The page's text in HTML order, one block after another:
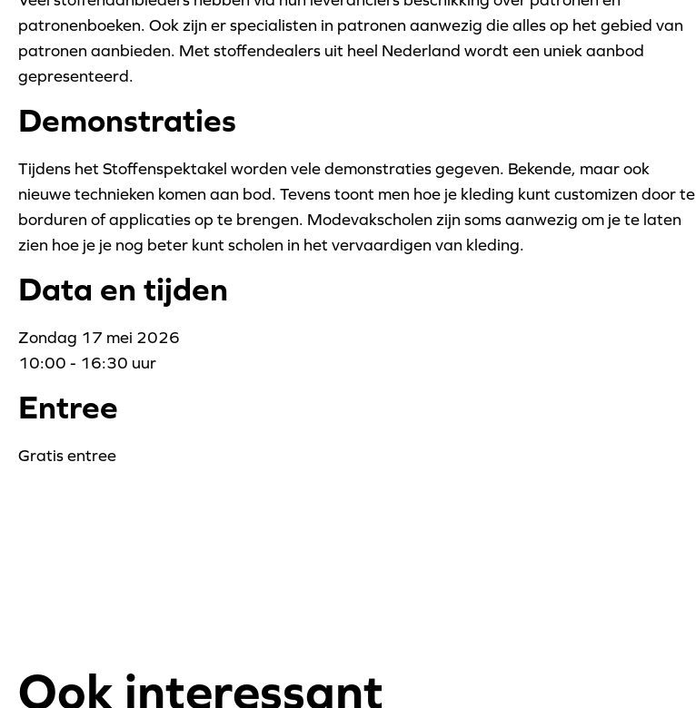
patronenboeken. Ook zijn er specialisten in patronen aanwezig die alles op het gebied van
patronen aanbieden. Met stoffendealers uit heel Nederland wordt een uniek aanbod
gepresenteerd.
Demonstraties
Tijdens het Stoffenspektakel worden vele demonstraties gegeven. Bekende, maar ook
nieuwe technieken komen aan bod. Tevens toont men hoe je kleding kunt customizen door te
borduren of applicaties op te brengen. Modevakscholen zijn soms aanwezig om je te laten
zien hoe je je nog beter kunt scholen in het vervaardigen van kleding.
Data en tijden
Zondag 17 mei 2026
10:00 - 16:30 uur
Entree
Gratis entree
Ook interessant